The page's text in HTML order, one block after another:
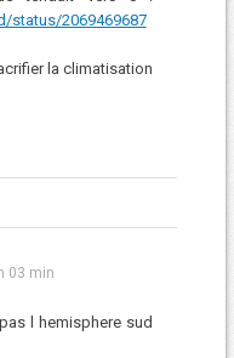
status/2069469687
la climatisation
03 min
l hemisphere sud